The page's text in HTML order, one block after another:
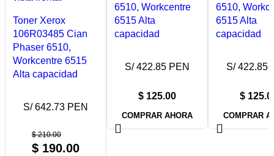
Toner Xerox
106R03485 Cian
Phaser 6510,
Workcentre 6515
Alta capacidad
$210.00
$ 190.00
S/ 642.73 PEN
6510, Workcentre
6515 Alta
capacidad
$ 125.00
S/ 422.85 PEN
COMPRAR AHORA
6510,
6515 Alta
capacidad
$
S/ 422.85
COMPRAR